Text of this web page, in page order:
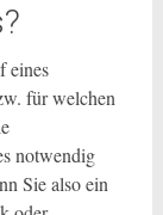
eines
für welchen
notwendig
Sie also ein